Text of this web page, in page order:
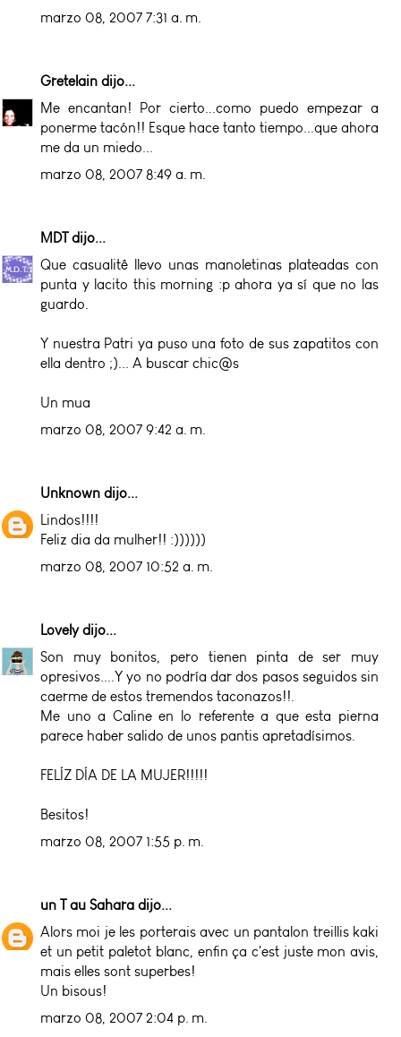
marzo 08, 2007 7:31 a. m.
Gretelain dijo...
Me encantan! Por cierto...como puedo empezar a
ponerme tacón!! Esque hace tanto tiempo...que ahora
me da un miedo...
marzo 08, 2007 8:49 a. m.
MDTdijo...
Que casualitê llevo unas manoletinas plateadas con
punta y lacito this morning :p ahora ya sí que no las
guardo.
Y nuestra Patri ya puso una foto de sus zapatitos con
ella dentro ;)... A buscar chic@s
Un mua
marzo 08, 2007 9:42 a. m.
Unknown dijo...
Lindos!!!!
Feliz dia da mulher!! :))))))
marzo 08, 2007 10:52 a. m.
Lovelydijo...
Son muy bonitos, pero tienen pinta de ser muy
opresivos....Y yo no podría dar dos pasos seguidos sin
caerme de estos tremendos taconazos!!.
Me uno a Caline en lo referente a que esta pierna
parece haber salido de unos pantis apretadísimos.
FELÍZ DÍA DE LA MUJER!!!!!
Besitos!
marzo 08, 2007 1:55 p. m.
un T au Sahara dijo...
Alors moi je les porterais avec un pantalon treillis kaki
et un petit paletot blanc, enfin ça c'est juste mon avis,
mais elles sont superbes!
Un bisous!
marzo 08, 2007 2:04 p. m.